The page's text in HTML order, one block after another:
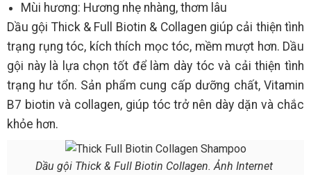
Mùi hương: Hương nhẹ nhàng, thơm lâu
Dầu gội Thick & Full Biotin & Collagen giúp cải thiện tình
trạng rụng tóc, kích thích mọc tóc, mềm mượt hơn. Dầu
gội này là lựa chọn tốt để làm dày tóc và cải thiện tình
trạng hư tổn. Sản phẩm cung cấp dưỡng chất, Vitamin
B7 biotin và collagen, giúp tóc trở nên dày dặn và chắc
khỏe hơn.
Dầu gội Thick & Full Biotin Collagen. Ảnh Internet